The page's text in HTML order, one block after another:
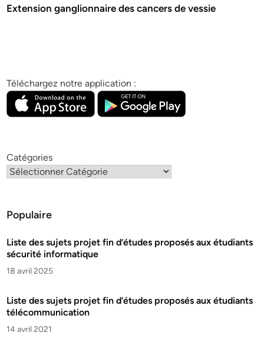
Extension ganglionnaire des cancers de vessie
Téléchargez notre application :
Catégories
Populaire
Liste des sujets projet fin d’études proposés aux étudiants
sécurité informatique
18 avril 2025
Liste des sujets projet fin d’études proposés aux étudiants
télécommunication
14 avril 2021